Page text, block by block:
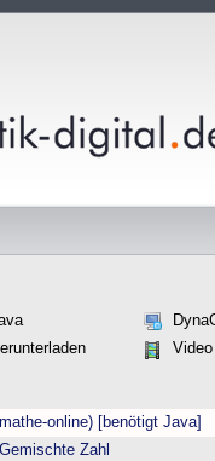
Video
online) [benötigt Java]
Zahl